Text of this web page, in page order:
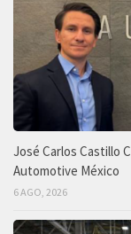
José Carlos Castillo
Automotive México
6 AGO, 2026